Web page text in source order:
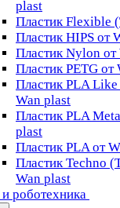
plast
Пластик Flexible
Пластик HIPS от
Пластик Nylon от
Пластик PETG от
Пластик PLA
Wan plast
Пластик PLA
plast
Пластик PLA от
Пластик Techno
Wan plast
роботехника